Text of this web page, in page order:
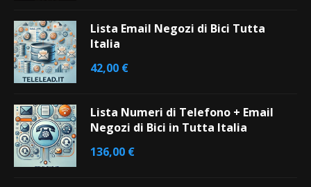
Lista Email Negozi di Bici Tutta
Italia
42,00 €
Lista Numeri di Telefono + Email
Negozi di Bici in Tutta Italia
136,00 €